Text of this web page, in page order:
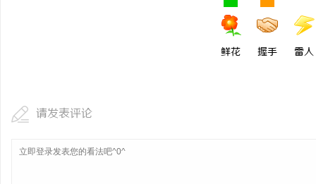
鲜花 握手 雷人
请发表评论